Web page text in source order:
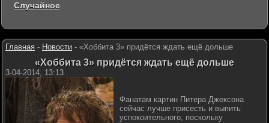
Главная - Новости - «Хоббита 3» придётся ждать ещё дольше
«Хоббита 3» придётся ждать ещё дольше
3-04-2014, 13:13
Фанатам картин Питера Джексона
сейчас лучше присесть и выпить
успокоительного, поскольку
Случайное